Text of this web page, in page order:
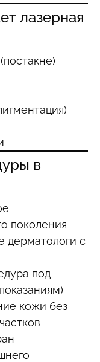
лазерная
в
поколения
дерматологи с
под
кожи без